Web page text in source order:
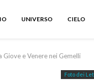
UNIVERSO CIELO
e Venere nei Gemelli
Foto dei